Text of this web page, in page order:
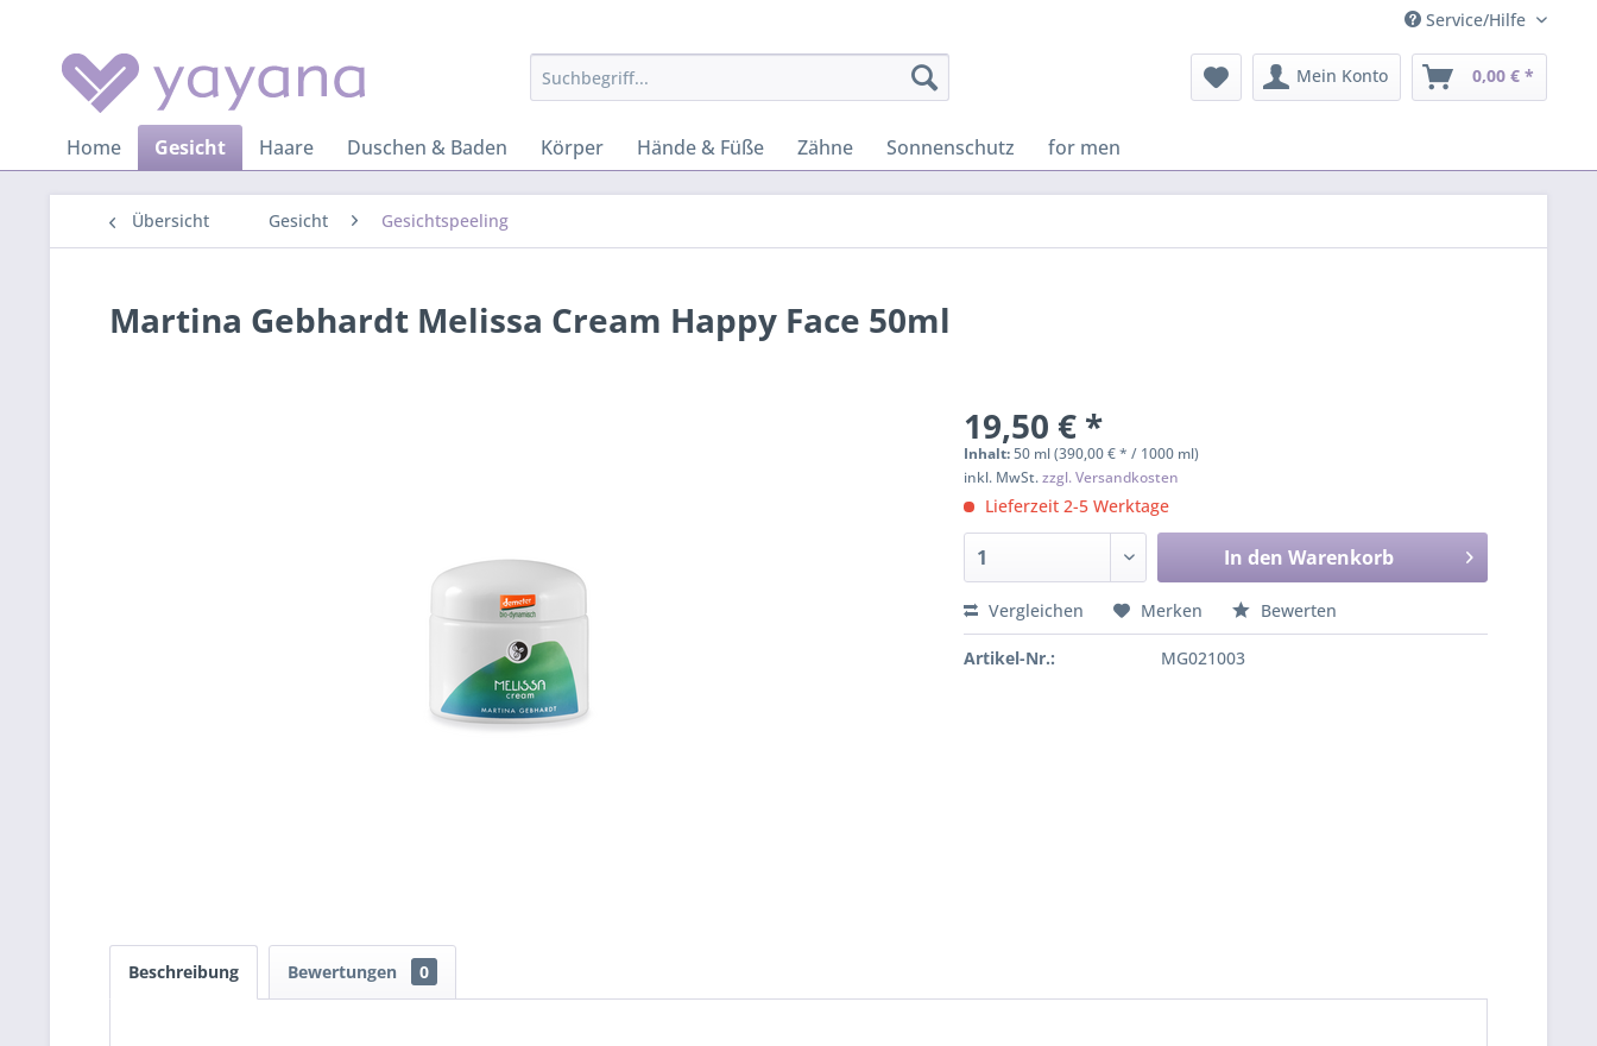
Service/Hilfe
Mein Konto 0,00 € *
Home Gesicht Haare Duschen & Baden Körper Hände & Füße Zähne Sonnenschutz for men
Übersicht Gesicht Gesichtspeeling
Martina Gebhardt Melissa Cream Happy Face 50ml
19,50 € *
Inhalt:50 ml (390,00 € * / 1000 ml)
inkl. MwSt.zzgl. Versandkosten
Lieferzeit 2-5 Werktage
In den Warenkorb
Vergleichen Merken Bewerten
Artikel-Nr.: MG021003
Beschreibung Bewertungen 0